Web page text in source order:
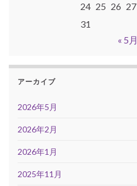
24 25 26 27
31
« 5月
アーカイブ
2026年5月
2026年2月
2026年1月
2025年11月